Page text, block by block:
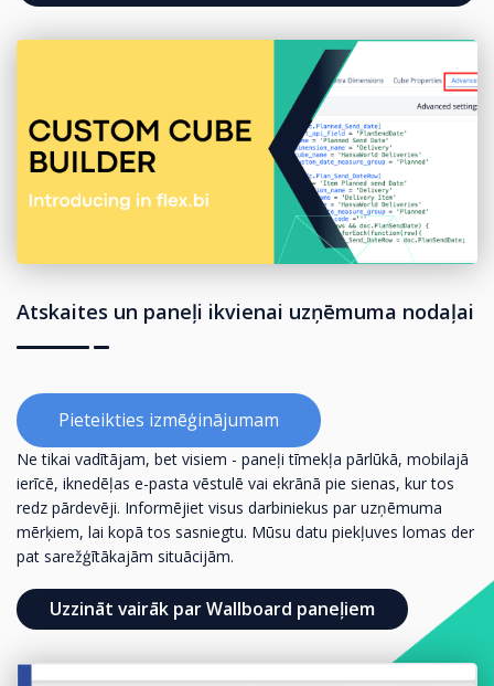
Atskaites un paneļi ikvienai uzņēmuma nodaļai
Pieteikties izmēģinājumam
Ne tikai vadītājam, bet visiem - paneļi tīmekļa pārlūkā, mobilajā
ierīcē, iknedēļas e-pasta vēstulē vai ekrānā pie sienas, kur tos
redz pārdevēji. Informējiet visus darbiniekus par uzņēmuma
mērķiem, lai kopā tos sasniegtu. Mūsu datu piekļuves lomas der
pat sarežģītākajām situācijām.
Uzzināt vairāk par Wallboard paneļiem